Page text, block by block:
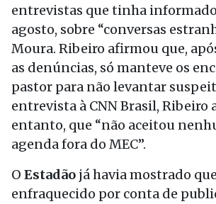
entrevistas que tinha informado
agosto, sobre “conversas
Moura. Ribeiro afirmou que,
as denúncias, só manteve os
pastor para não levantar
entrevista à CNN Brasil, Ribeiro
entanto, que “não aceitou
agenda fora do MEC”.
O Estadão já havia mostrado
enfraquecido por conta de